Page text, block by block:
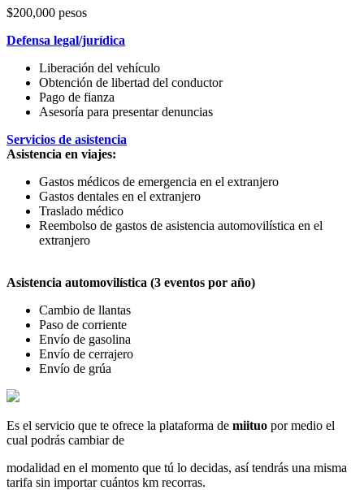
$200,000 pesos
Defensa legal/jurídica
Liberación del vehículo
Obtención de libertad del conductor
Pago de fianza
Asesoría para presentar denuncias
Servicios de asistencia
Asistencia en viajes:
Gastos médicos de emergencia en el extranjero
Gastos dentales en el extranjero
Traslado médico
Reembolso de gastos de asistencia automovilística en el
extranjero
Asistencia automovilística (3 eventos por año)
Cambio de llantas
Paso de corriente
Envío de gasolina
Envío de cerrajero
Envío de grúa
Es el servicio que te ofrece la plataforma de miituo por medio el
cual podrás cambiar de
modalidad en el momento que tú lo decidas, así tendrás una misma
tarifa sin importar cuántos km recorras.